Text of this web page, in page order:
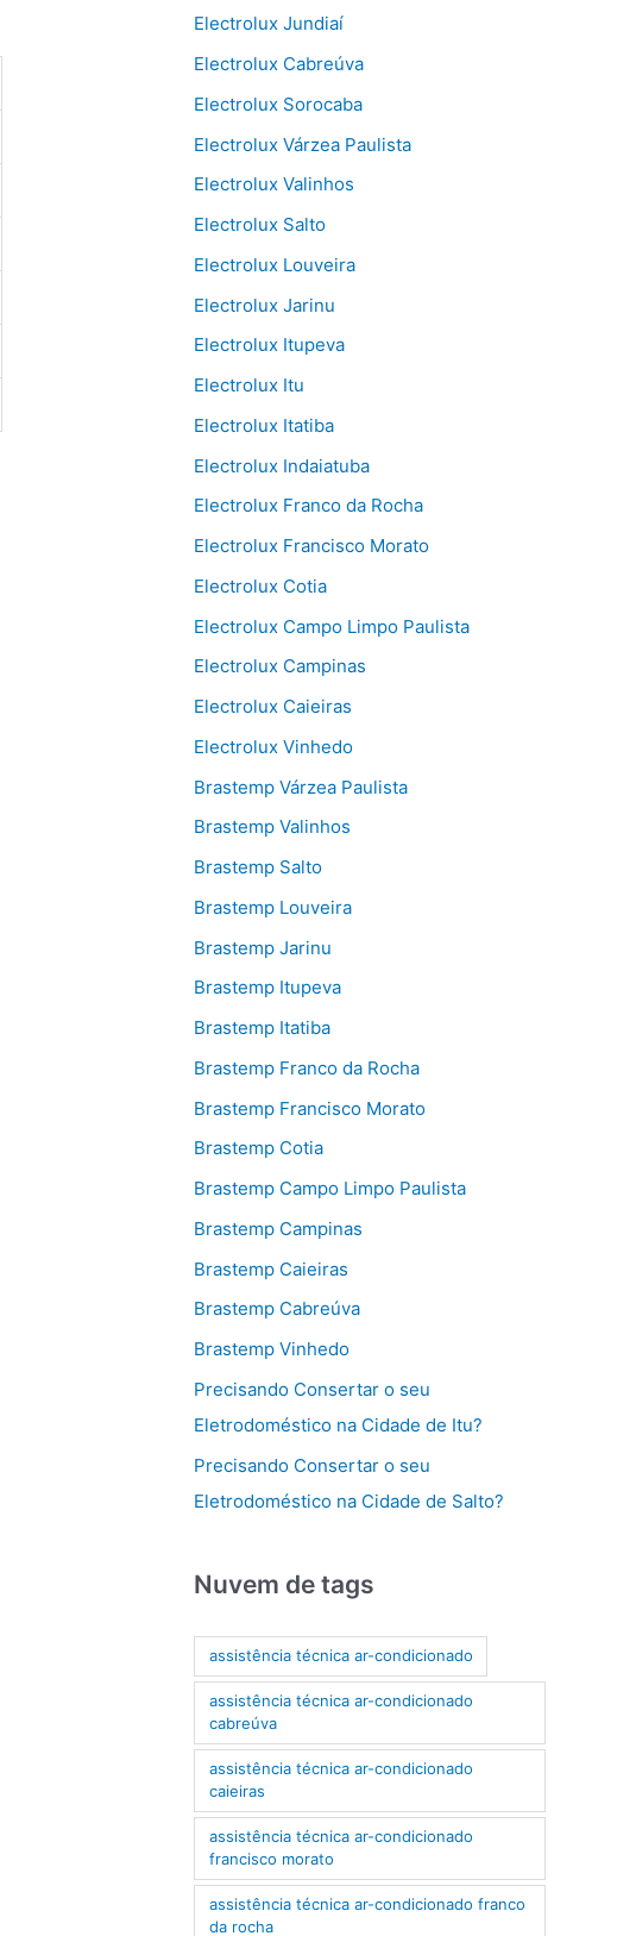
Electrolux Jundiaí
Electrolux Cabreúva
Electrolux Sorocaba
Electrolux Várzea Paulista
Electrolux Valinhos
Electrolux Salto
Electrolux Louveira
Electrolux Jarinu
Electrolux Itupeva
Electrolux Itu
Electrolux Itatiba
Electrolux Indaiatuba
Electrolux Franco da Rocha
Electrolux Francisco Morato
Electrolux Cotia
Electrolux Campo Limpo Paulista
Electrolux Campinas
Electrolux Caieiras
Electrolux Vinhedo
Brastemp Várzea Paulista
Brastemp Valinhos
Brastemp Salto
Brastemp Louveira
Brastemp Jarinu
Brastemp Itupeva
Brastemp Itatiba
Brastemp Franco da Rocha
Brastemp Francisco Morato
Brastemp Cotia
Brastemp Campo Limpo Paulista
Brastemp Campinas
Brastemp Caieiras
Brastemp Cabreúva
Brastemp Vinhedo
Precisando Consertar o seu
Eletrodoméstico na Cidade de Itu?
Precisando Consertar o seu
Eletrodoméstico na Cidade de Salto?
Nuvem de tags
assistência técnica ar-condicionado
assistência técnica ar-condicionado
cabreúva
assistência técnica ar-condicionado
caieiras
assistência técnica ar-condicionado
francisco morato
assistência técnica ar-condicionado franco
da rocha